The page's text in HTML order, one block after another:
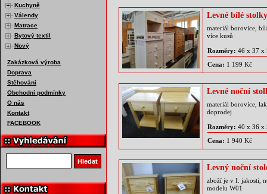
Kuchyně
Válendy
Matrace
Bytový textil
Nový
Zakázková výroba
Doprava
Stěhování
Obchodní podmínky
O nás
Kontakt
FACEBOOK
Hledat
Levné bílé
materiál borovice,
více kusů
Rozměry: 46 x 37 x
Cena: 1 199 Kč
Levné noční
materiál borovice,
doprodej
Rozměry: 40 x 36 x
Cena: 1 940 Kč
Levný noční
zboží je v I. jakosti,
modelu W01